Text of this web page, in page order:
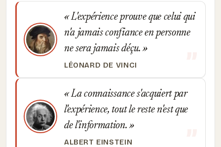
L'expérience prouve que celui qui
n'a jamais confiance en personne
ne sera jamais déçu.
LÉONARD DE VINCI
La connaissance s'acquiert par
l'expérience, tout le reste n'est que
de l'information.
ALBERT EINSTEIN